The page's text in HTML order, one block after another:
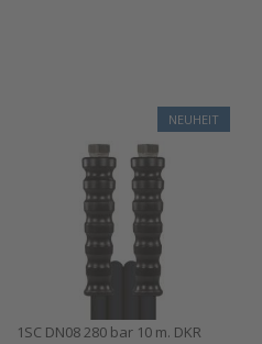
NEUHEIT
1SC DN08 280 bar 10 m. DKR